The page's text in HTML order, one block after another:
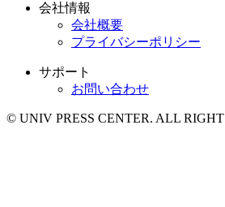
会社情報
会社概要
プライバシーポリシー
サポート
お問い合わせ
© UNIV PRESS CENTER. ALL